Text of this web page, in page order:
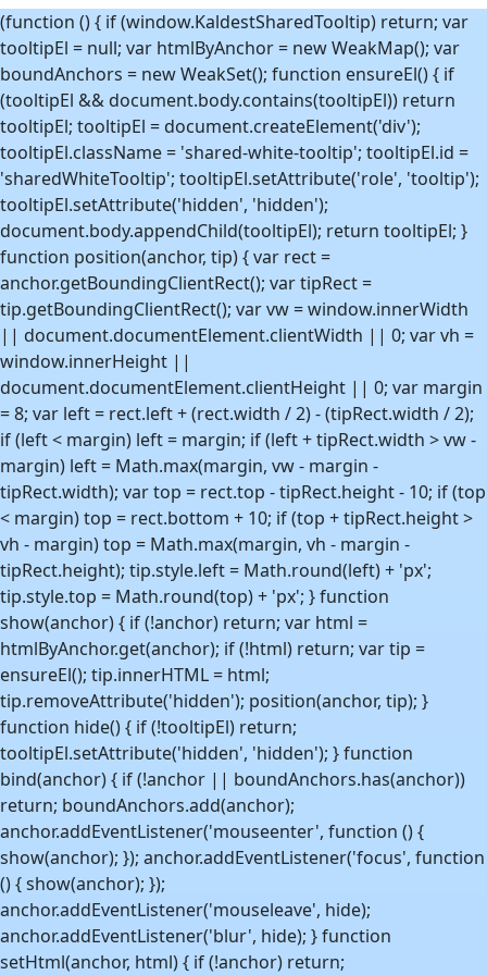
Uke 44
-5,5°C 29. okt. 2018
Uke 45
-6,8°C 10. nov. 2019
Uke 46
-8,6°C 11. nov. 2019
Uke 47
-10,9°C 22. nov. 2024
Uke 48
-12,2°C 29. nov. 2021
Uke 49
-14,4°C 5. des. 2023
Uke 50
-14,5°C 14. des. 2022
Uke 51
-10,4°C
25. des. 2021
Uke 52
-9,6°C 27. des. 2021
Uke 53
-6,5°C 3. jan. 2021
(function () { if (window.KaldestSharedTooltip) return; var
tooltipEl = null; var htmlByAnchor = new WeakMap(); var
boundAnchors = new WeakSet(); function ensureEl() { if
(tooltipEl && document.body.contains(tooltipEl)) return
tooltipEl; tooltipEl = document.createElement('div');
tooltipEl.className = 'shared-white-tooltip'; tooltipEl.id =
'sharedWhiteTooltip'; tooltipEl.setAttribute('role', 'tooltip');
tooltipEl.setAttribute('hidden', 'hidden');
document.body.appendChild(tooltipEl); return tooltipEl; }
function position(anchor, tip) { var rect =
anchor.getBoundingClientRect(); var tipRect =
tip.getBoundingClientRect(); var vw = window.innerWidth
|| document.documentElement.clientWidth || 0; var vh =
window.innerHeight ||
document.documentElement.clientHeight || 0; var margin
= 8; var left = rect.left + (rect.width / 2) - (tipRect.width / 2);
if (left < margin) left = margin; if (left + tipRect.width > vw -
margin) left = Math.max(margin, vw - margin -
tipRect.width); var top = rect.top - tipRect.height - 10; if (top
< margin) top = rect.bottom + 10; if (top + tipRect.height >
vh - margin) top = Math.max(margin, vh - margin -
tipRect.height); tip.style.left = Math.round(left) + 'px';
tip.style.top = Math.round(top) + 'px'; } function
show(anchor) { if (!anchor) return; var html =
htmlByAnchor.get(anchor); if (!html) return; var tip =
ensureEl(); tip.innerHTML = html;
tip.removeAttribute('hidden'); position(anchor, tip); }
function hide() { if (!tooltipEl) return;
tooltipEl.setAttribute('hidden', 'hidden'); } function
bind(anchor) { if (!anchor || boundAnchors.has(anchor))
return; boundAnchors.add(anchor);
anchor.addEventListener('mouseenter', function () {
show(anchor); }); anchor.addEventListener('focus', function
() { show(anchor); });
anchor.addEventListener('mouseleave', hide);
anchor.addEventListener('blur', hide); } function
setHtml(anchor, html) { if (!anchor) return;